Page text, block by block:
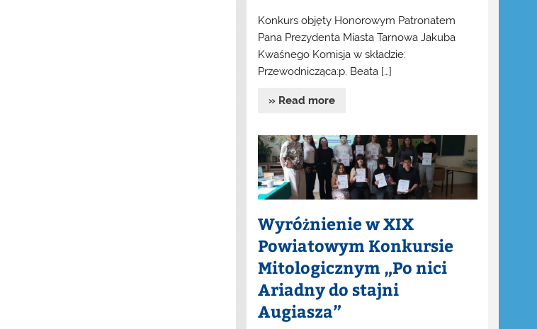
Konkurs objęty Honorowym Patronatem
Pana Prezydenta Miasta Tarnowa Jakuba
Kwaśnego Komisja w składzie:
Przewodnicząca:p. Beata […]
» Read more
Wyróżnienie w XIX
Powiatowym Konkursie
Mitologicznym „Po nici
Ariadny do stajni
Augiasza”